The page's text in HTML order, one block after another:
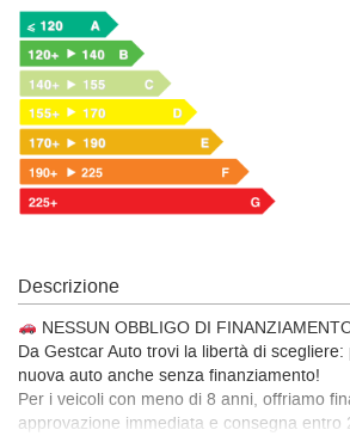
Descrizione
NESSUN OBBLIGO DI
Da Gestcar Auto trovi la libertà di
nuova auto anche senza finanziamento!
Per i veicoli con meno di 8 anni, offriamo
approvazione immediata e consegna entro